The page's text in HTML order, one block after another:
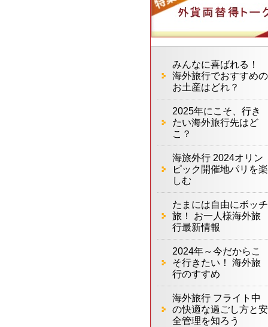
みんなに喜ばれる！
海外旅行でおすすめの
お土産はどれ？
2025年にこそ、行き
たい海外旅行先はど
こ？
海旅外行 2024オリン
ピック開催地パリを楽
しむ
たまには自由にボッチ
旅！ お一人様海外旅
行最新情報
2024年～今だからこ
そ行きたい！ 海外旅
行のすすめ
海外旅行 フライト中
の快適な過ごし方と安
全管理を知ろう